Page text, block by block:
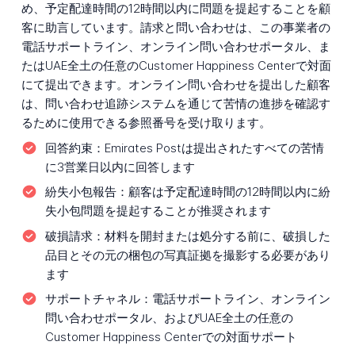
め、予定配達時間の12時間以内に問題を提起することを顧
客に助言しています。請求と問い合わせは、この事業者の
電話サポートライン、オンライン問い合わせポータル、ま
たはUAE全土の任意のCustomer Happiness Centerで対面
にて提出できます。オンライン問い合わせを提出した顧客
は、問い合わせ追跡システムを通じて苦情の進捗を確認す
るために使用できる参照番号を受け取ります。
回答約束： Emirates Postは提出されたすべての苦情
に3営業日以内に回答します
紛失小包報告： 顧客は予定配達時間の12時間以内に紛
失小包問題を提起することが推奨されます
破損請求： 材料を開封または処分する前に、破損した
品目とその元の梱包の写真証拠を撮影する必要があり
ます
サポートチャネル： 電話サポートライン、オンライン
問い合わせポータル、およびUAE全土の任意の
Customer Happiness Centerでの対面サポート